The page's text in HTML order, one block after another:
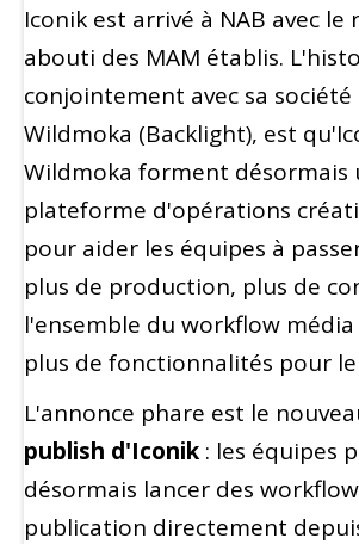
Iconik est arrivé à NAB avec le
abouti des MAM établis.
conjointement avec sa
Wildmoka (Backlight), est
Wildmoka forment désormais
plateforme d'opérations
pour aider les équipes à
plus de production, plus de
l'ensemble du workflow
plus de fonctionnalités pour
L'annonce phare est le
publish d'Iconik : les équipes
désormais lancer des
publication directement